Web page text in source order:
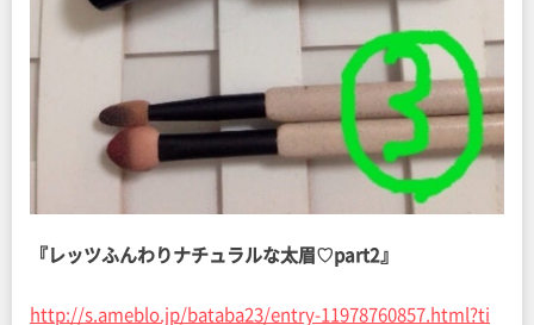
『レッツふんわりナチュラルな太眉♡part2』
http://s.ameblo.jp/bataba23/entry-11978760857.html?ti